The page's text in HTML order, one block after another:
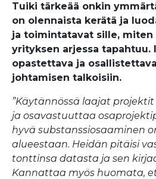
Tuiki tärkeää onkin
on olennaista kerätä ja
ja toimintatavat sille,
yrityksen arjessa tapahtuu.
opastettava ja
johtamisen talkoisiin.
”Käytännössä laajat projektit
ja osavastuuttaa
hyvä substanssiosaaminen
alueestaan. Heidän pitäisi
tonttinsa datasta ja sen
Kannattaa myös huomata,